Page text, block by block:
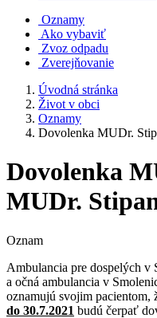
Oznamy
Ako vybaviť
Zvoz odpadu
Zverejňovanie
Úvodná stránka
Život v obci
Oznamy
Dovolenka MUDr.
Dovolenka
MUDr.
Oznam
Ambulancia pre dospelých
a očná ambulancia v
oznamujú svojim pacientom,
do 30.7.2021 budú čerpať